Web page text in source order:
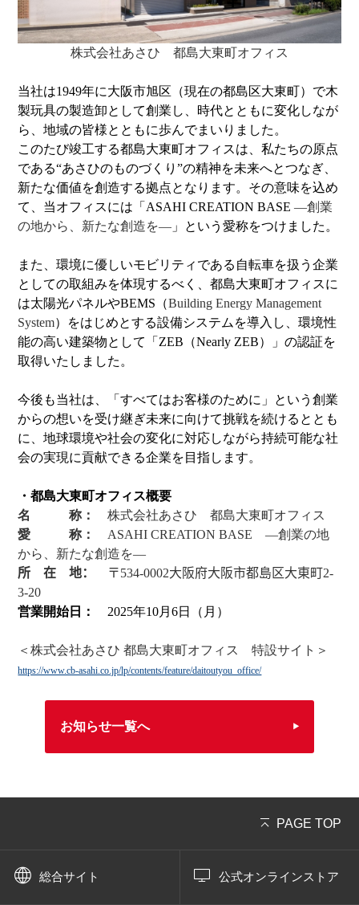
日本代理店ブランド一覧
あさひブランド電動アシスト自転車購入特典
【提携店受取り】ネットで注文、お店で受取り
あさひあんしんメンテナンスパック
サイクルメイト
自転車買取&リユース販売サービス
法人・団体様向けまとめ買いサービス
サイクルポーター出張修理・お届けサービス
おすすめ自転車保険
早便サービス（最短翌日出荷）
パーツ3980円以上お買い上げで送料無料
サイクルベースあさひ公式アプリ
自転車修理工賃
株式会社あさひ 都島大東町オフィス
当社は1949年に大阪市旭区（現在の都島区大東町）で木
製玩具の製造卸として創業し、時代とともに変化しなが
ら、地域の皆様とともに歩んでまいりました。
このたび竣工する都島大東町オフィスは、私たちの原点
である“あさひのものづくり”の精神を未来へとつなぎ、
新たな価値を創造する拠点となります。その意味を込め
て、当オフィスには「ASAHI CREATION BASE ―創業
の地から、新たな創造を― 」という愛称をつけました。
また、環境に優しいモビリティである自転車を扱う企業
としての取組みを体現するべく、都島大東町オフィスに
は太陽光パネルやBEMS（Building Energy Management
System）をはじめとする設備システムを導入し、環境性
能の高い建築物として「ZEB（Nearly ZEB）」の認証を
取得いたしました。
今後も当社は、
「すべてはお客様のために」という創業
からの想いを受け継ぎ未来に向けて挑戦を続けるととも
に、地球環境や社会の変化に対応しながら持続可能な社
会の実現に貢献できる企業を目指します。
・都島大東町オフィス概要
名 称：
株式会社あさひ 都島大東町オフィス
愛 称：
ASAHI CREATION BASE ―創業の地
から、新たな創造を―
所 在 地：
〒534-0002大阪府大阪市都島区大東町2-
3-20
営業開始日：
2025年10月6日（月）
＜株式会社あさひ 都島大東町オフィス 特設サイト＞
https://www.cb-asahi.co.jp/lp/contents/feature/daitoutyou_office/
お知らせ一覧へ
PAGE TOP
総合サイト 公式オンラインストア